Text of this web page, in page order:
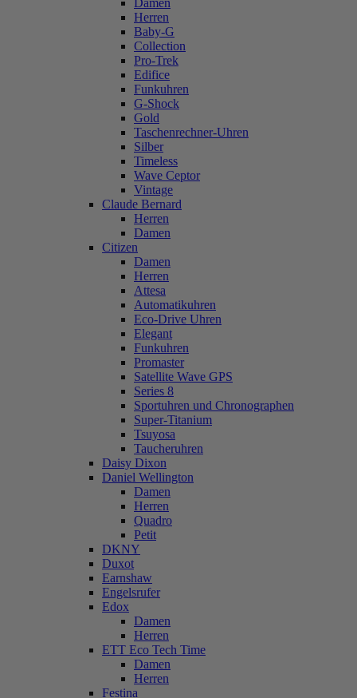
Damen
Herren
Baby-G
Collection
Pro-Trek
Edifice
Funkuhren
G-Shock
Gold
Taschenrechner-Uhren
Silber
Timeless
Wave Ceptor
Vintage
Claude Bernard
Herren
Damen
Citizen
Damen
Herren
Attesa
Automatikuhren
Eco-Drive Uhren
Elegant
Funkuhren
Promaster
Satellite Wave GPS
Series 8
Sportuhren und Chronographen
Super-Titanium
Tsuyosa
Taucheruhren
Daisy Dixon
Daniel Wellington
Damen
Herren
Quadro
Petit
DKNY
Duxot
Earnshaw
Engelsrufer
Edox
Damen
Herren
ETT Eco Tech Time
Damen
Herren
Festina